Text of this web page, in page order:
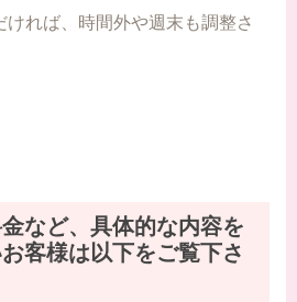
れば、時間外や週末も調整さ
など、具体的な内容を
客様は以下をご覧下さ